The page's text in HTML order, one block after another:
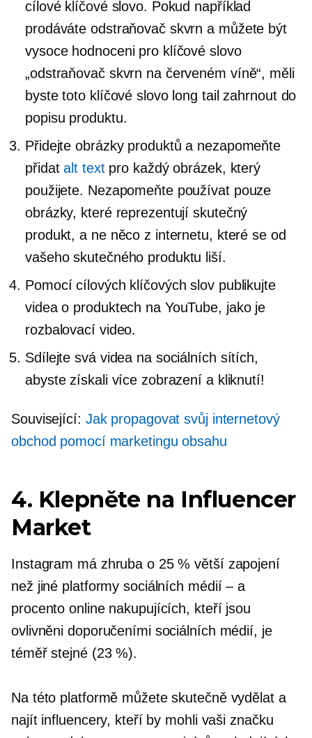
cílové klíčové slovo. Pokud například
prodáváte odstraňovač skvrn a můžete být
vysoce hodnoceni pro klíčové slovo
„odstraňovač skvrn na červeném víně“, měli
byste toto klíčové slovo long tail zahrnout do
popisu produktu.
Přidejte obrázky produktů a nezapomeňte
přidatalt textpro každý obrázek, který
použijete. Nezapomeňte používat pouze
obrázky, které reprezentují skutečný
produkt, a ne něco z internetu, které se od
vašeho skutečného produktu liší.
Pomocí cílových klíčových slov publikujte
videa o produktech na YouTube, jako je
rozbalovací video.
Sdílejte svá videa na sociálních sítích,
abyste získali více zobrazení a kliknutí!
Související: Jak propagovat svůj internetový
obchod pomocí marketingu obsahu
4. Klepněte na Influencer
Market
Instagram má zhruba o 25 % větší zapojení
než jiné platformy sociálních médií – a
procento online nakupujících, kteří jsou
ovlivněni doporučeními sociálních médií, je
téměř stejné (23 %).
Na této platformě můžete skutečně vydělat a
najít influencery, kteří by mohli vaši značku